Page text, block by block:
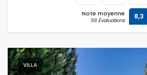
Note moyenne
56 Évaluations 8,3
VILLA